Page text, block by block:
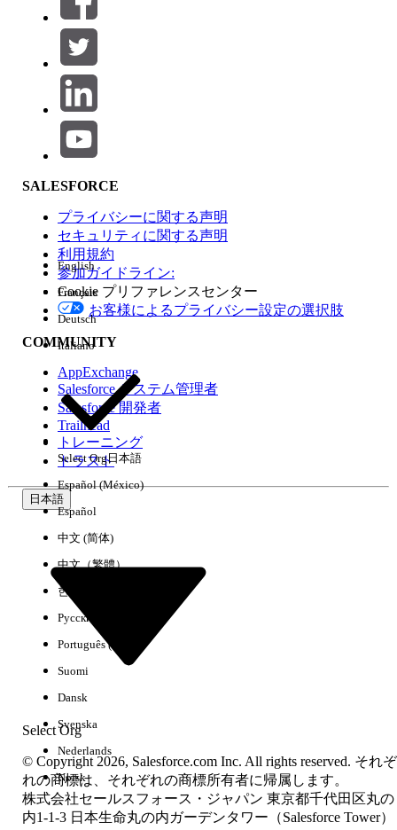
005313654
この記事で問題は解決されましたか?
SALESFORCE
プライバシーに関する声明
セキュリティに関する声明
利用規約
参加ガイドライン:
Cookie プリファレンスセンター
お客様によるプライバシー設定の選択肢
COMMUNITY
AppExchange
Salesforce システム管理者
Salesforce 開発者
Trailhead
トレーニング
トラスト
日本語
Select Org
English
Français
Deutsch
Italiano
Select Org日本語
Español (México)
Español
中文 (简体)
中文（繁體）
한국어
Русский
Português (Brasil)
Suomi
Dansk
Svenska
Nederlands
Norsk
© Copyright 2026, Salesforce.com Inc. All rights reserved. それぞ
れの商標は、それぞれの商標所有者に帰属します。
株式会社セールスフォース・ジャパン 東京都千代田区丸の
内1-1-3 日本生命丸の内ガーデンタワー（Salesforce Tower）